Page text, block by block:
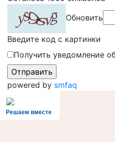
Обновить
Введите код с картинки
Получить уведомление
powered by smfaq
Решаем вместе